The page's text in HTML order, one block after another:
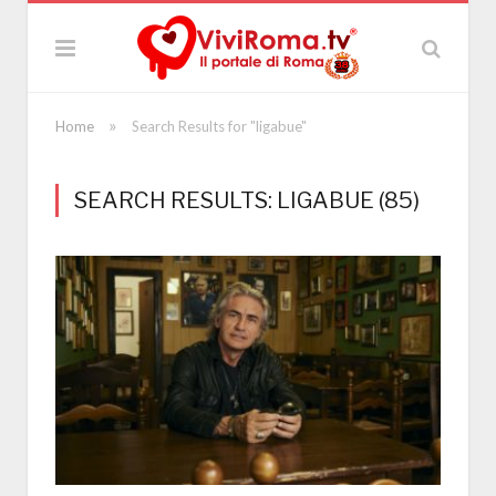
Home » Search Results for "ligabue"
SEARCH RESULTS: LIGABUE (85)